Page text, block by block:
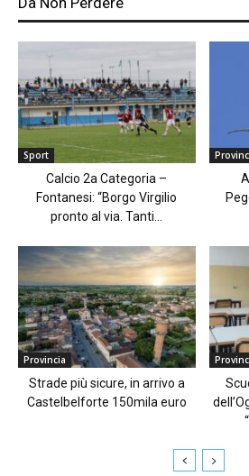
Sport
Calcio 2a Categoria –
Fontanesi: “Borgo Virgilio
pronto al via. Tanti...
Provincia
Strade più sicure, in arrivo a
Castelbelforte 150mila euro